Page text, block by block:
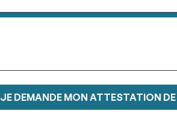
JE DEMANDE MON ATTESTATION